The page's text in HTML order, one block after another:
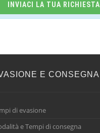
INVIACI LA TUA RICHIESTA
E CONSEGNA
di evasione
e Tempi di consegna